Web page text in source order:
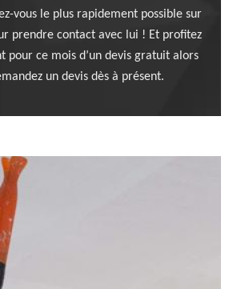
vous le plus rapidement possible sur
prendre contact avec lui ! Et profitez
pour ce mois d’un devis gratuit alors
un devis dès à présent.